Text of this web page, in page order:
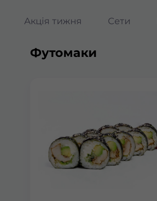
Акція тижня Сети
Футомаки